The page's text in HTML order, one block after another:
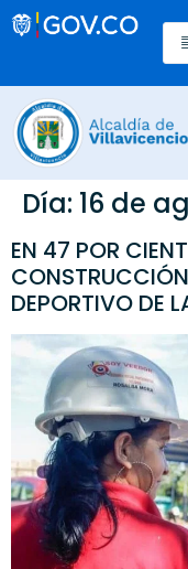
Día: 16 de
EN 47 POR
DEPORTIVO DE